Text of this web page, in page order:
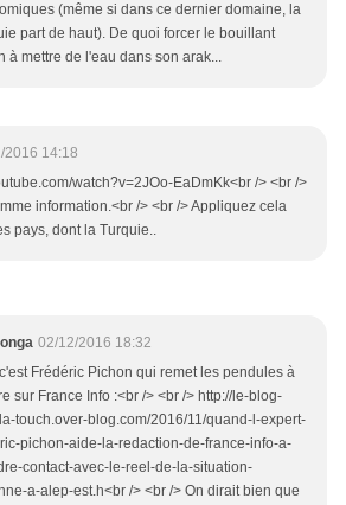
(même si dans ce dernier domaine, la
part de haut). De quoi forcer le bouillant
à mettre de l'eau dans son arak...
2016 14:18
watch?v=2JOo-EaDmKk<br /> <br />
information.<br /> <br /> Appliquez cela
pays, dont la Turquie..
02/12/2016 18:32
Frédéric Pichon qui remet les pendules à
sur France Info :<br /> <br /> http://le-blog-
touch.over-blog.com/2016/11/quand-l-expert-
pichon-aide-la-redaction-de-france-info-a-
contact-avec-le-reel-de-la-situation-
a-alep-est.h<br /> <br /> On dirait bien que